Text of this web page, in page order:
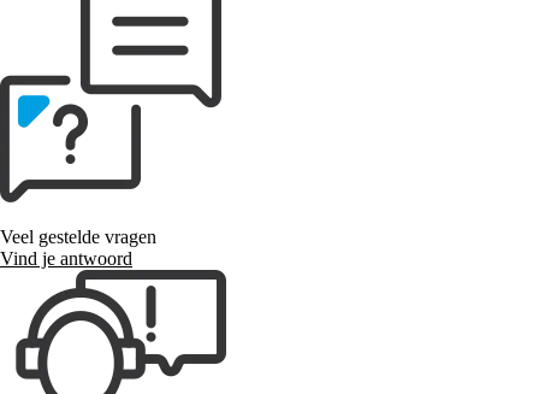
Veel gestelde vragen
Vind je antwoord